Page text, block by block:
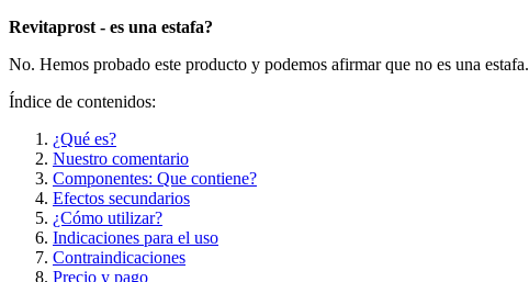
Revitaprost - es una estafa?
No. Hemos probado este producto y podemos afirmar que no es una estafa.
Índice de contenidos:
¿Qué es?
Nuestro comentario
Componentes: Que contiene?
Efectos secundarios
¿Cómo utilizar?
Indicaciones para el uso
Contraindicaciones
Precio y pago